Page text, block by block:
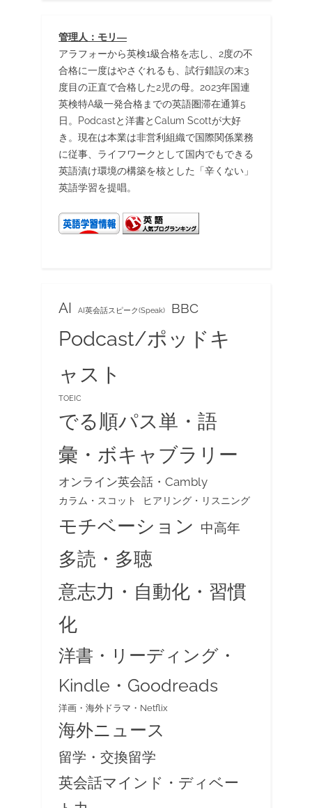
管理人：モリ―
アラフォーから英検1級合格を志し、2度の不
合格に一度はやさぐれるも、試行錯誤の末3
度目の正直で合格した2児の母。2023年国連
英検特A級一発合格までの英語圏滞在通算5
日。Podcastと洋書とCalum Scottが大好
き。現在は本業は非営利組織で国際関係業務
に従事、ライフワークとして国内でもできる
英語漬け環境の構築を核とした「辛くない」
英語学習を提唱。
AI AI英会話スピーク(Speak) BBC
Podcast/ポッドキ
ャスト
TOEIC
でる順パス単・語
彙・ボキャブラリー
オンライン英会話・Cambly
カラム・スコット ヒアリング・リスニング
モチベーション 中高年
多読・多聴
意志力・自動化・習慣
化
洋書・リーディング・
Kindle・Goodreads
洋画・海外ドラマ・Netflix
海外ニュース
留学・交換留学
英会話マインド・ディベー